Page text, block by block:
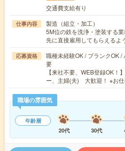
交通費支給有り
仕事内容
製造（組立・加工）
5M位の鉄を洗浄・塗装する
先に直接雇用してもらえる
応募資格
職種未経験OK / ブランクOK
要
【来社不要、WEB登録OK！
ー、主婦(夫) 大歓迎！ ※お
職場の雰囲気
年齢層
20代
30代